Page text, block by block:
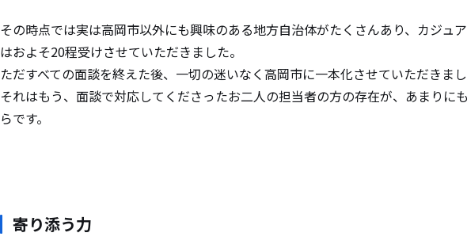
その時点では実は高岡市以外にも興味のある地方自治体がたくさんあり、カジュ
はおよそ20程受けさせていただきました。
ただすべての面談を終えた後、一切の迷いなく高岡市に一本化させていただきまし
それはもう、面談で対応してくださったお二人の担当者の方の存在が、あまりに
らです。
寄り添う力